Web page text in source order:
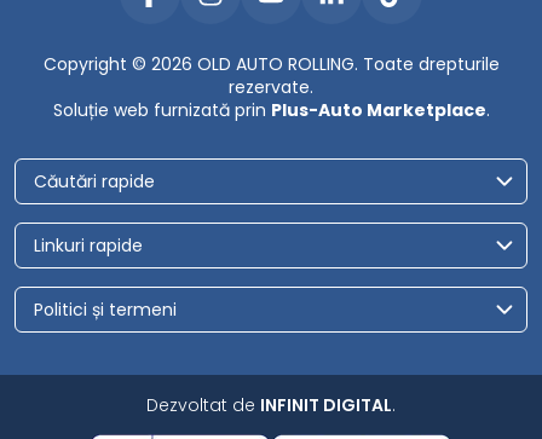
Copyright © 2026 OLD AUTO ROLLING. Toate drepturile
rezervate.
Soluție web furnizată prin Plus-Auto Marketplace.
Căutări rapide
Linkuri rapide
Politici și termeni
Dezvoltat de INFINIT DIGITAL.